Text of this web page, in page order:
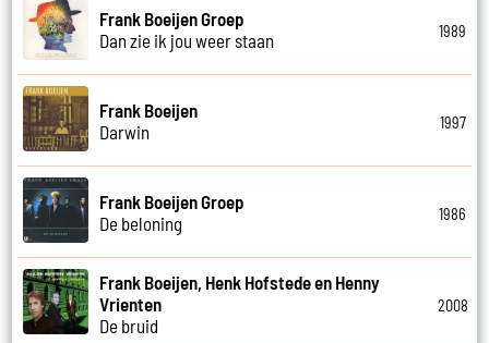
Frank Boeijen Groep
Dan zie ik jou weer staan
1989
Frank Boeijen
Darwin
1997
Frank Boeijen Groep
De beloning
1986
Frank Boeijen, Henk Hofstede en Henny
Vrienten
De bruid
2008